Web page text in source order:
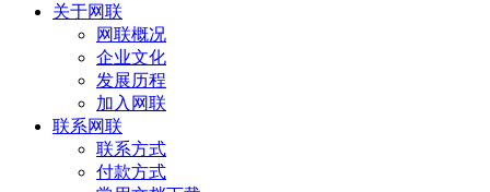
关于网联
网联概况
企业文化
发展历程
加入网联
联系网联
联系方式
付款方式